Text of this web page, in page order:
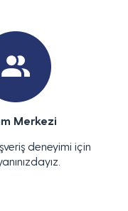
Merkezi
deneyimi için